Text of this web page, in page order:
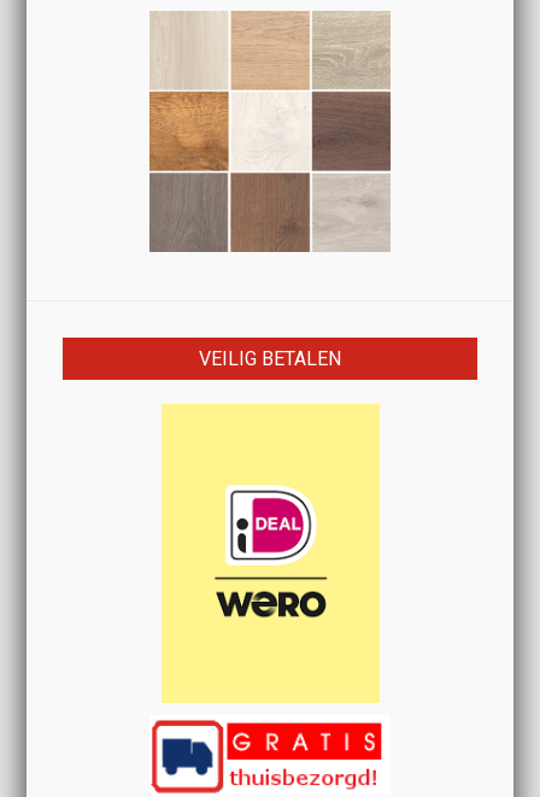
VEILIG BETALEN